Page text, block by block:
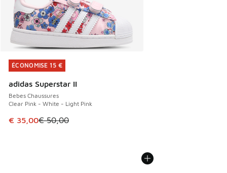
ÉCONOMISE 15 €
adidas Superstar II
Bebes Chaussures
Clear Pink - White - Light Pink
Cet article est en promotion. Prix en baisse de € 50,00 à
€ 35,00€ 50,00
ÉCONOMISE 15 €